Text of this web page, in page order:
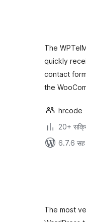
The
quickly
contact
the
hrcode
20+
6.7.6 सह
The most